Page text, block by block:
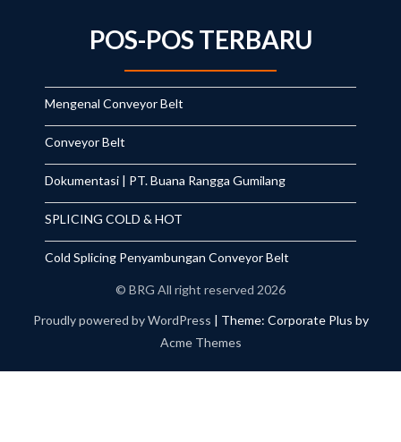
POS-POS TERBARU
Mengenal Conveyor Belt
Conveyor Belt
Dokumentasi | PT. Buana Rangga Gumilang
SPLICING COLD & HOT
Cold Splicing Penyambungan Conveyor Belt
© BRG All right reserved 2026
Proudly powered by WordPress | Theme: Corporate Plus by
Acme Themes